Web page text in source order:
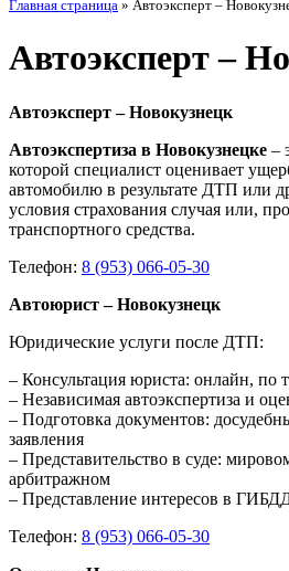
Главная страница » Автоэксперт –
Автоэксперт –
Автоэксперт – Новокузнецк
Автоэкспертиза в Новокузнецке –
которой специалист оценивает
автомобилю в результате ДТП или
условия страхования случая или,
транспортного средства.
Телефон: 8 (953) 066-05-30
Автоюрист – Новокузнецк
Юридические услуги после ДТП:
– Консультация юриста: онлайн, по
– Независимая автоэкспертиза и
– Подготовка документов:
заявления
– Представительство в суде:
арбитражном
– Представление интересов в
Телефон: 8 (953) 066-05-30